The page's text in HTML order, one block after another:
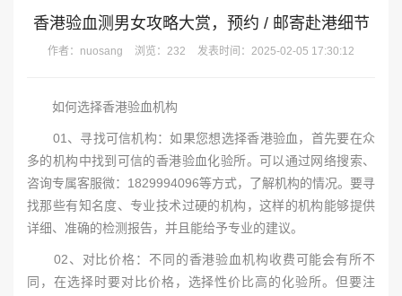
香港验血测男女攻略大赏，预约 / 邮寄赴港细节
作者：nuosang 浏览：232 发表时间：2025-02-05 17:30:12
如何选择香港验血机构
01、寻找可信机构：如果您想选择香港验血，首先要在众
多的机构中找到可信的香港验血化验所。可以通过网络搜索、
咨询专属客服微：1829994096等方式，了解机构的情况。要寻
找那些有知名度、专业技术过硬的机构，这样的机构能够提供
详细、准确的检测报告，并且能给予专业的建议。
02、对比价格：不同的香港验血机构收费可能会有所不
同，在选择时要对比价格，选择性价比高的化验所。但要注